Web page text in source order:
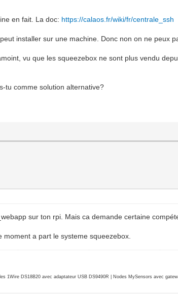
en fait. La doc: https://calaos.fr/wiki/fr/centrale_ssh
installer sur une machine. Donc non on ne peux
vu que les squeezebox ne sont plus vendu
tu comme solution alternative?
sur ton rpi. Mais ca demande certaine
a part le systeme squeezebox.
1Wire DS18B20 avec adaptateur USB DS9490R | Nodes MySensors avec